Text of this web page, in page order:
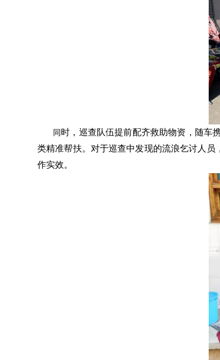
同 时，巡查队伍提前配齐救助物资，随车
类精准帮扶。对于巡查中发现的流浪乞讨人
作实效。